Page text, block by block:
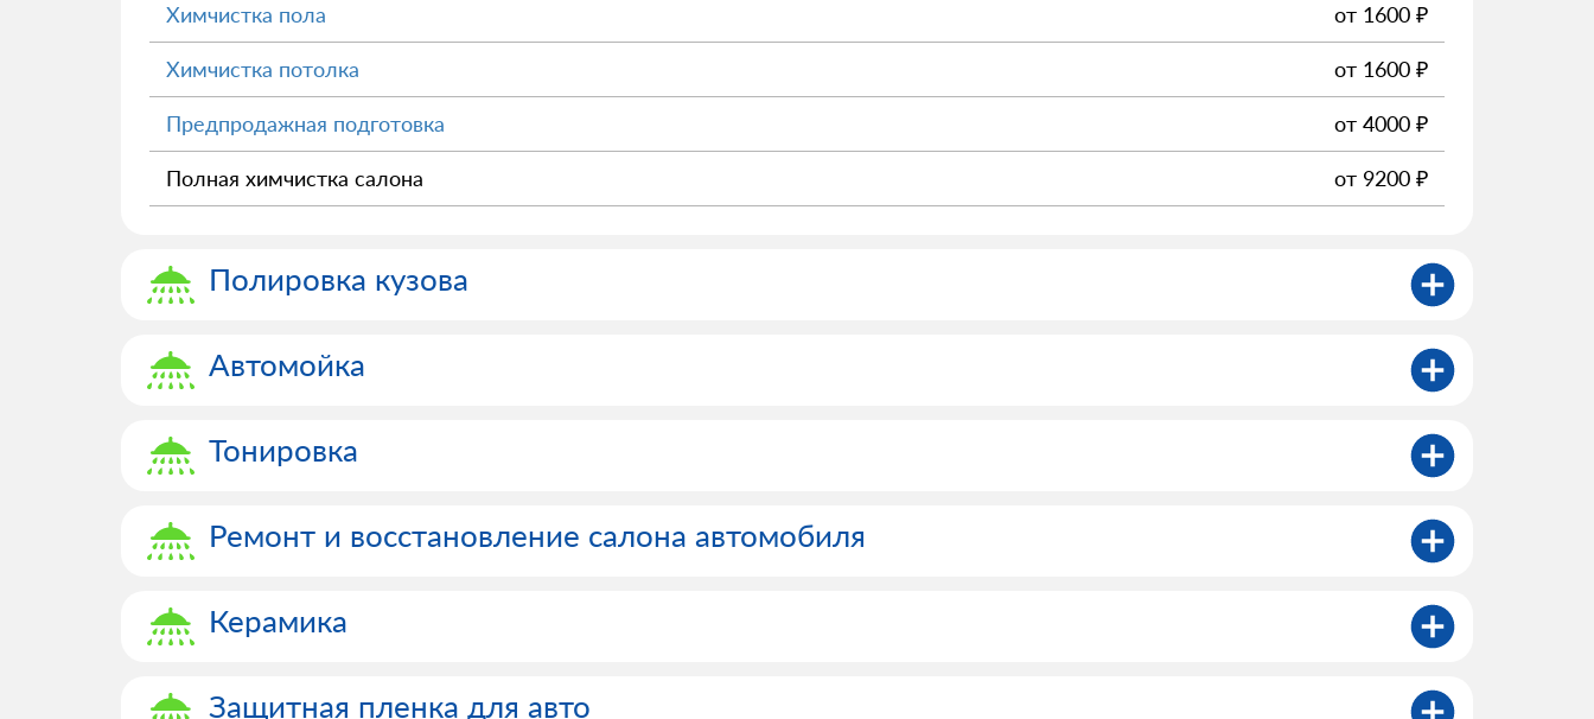
Химчистка пола от 1600 ₽
Химчистка потолка от 1600 ₽
Предпродажная подготовка от 4000 ₽
Полная химчистка салона от 9200 ₽
Полировка кузова
Автомойка
Тонировка
Ремонт и восстановление салона автомобиля
Керамика
Защитная пленка для авто